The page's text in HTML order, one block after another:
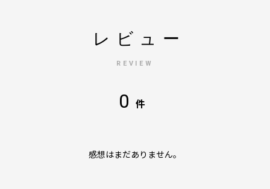
レビュー
REVIEW
0 件
感想はまだありません。